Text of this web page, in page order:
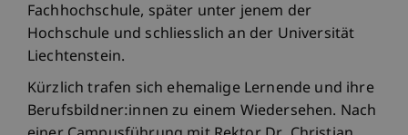
Fachhochschule, später unter jenem der
Hochschule und schliesslich an der Universität
Liechtenstein.
Kürzlich trafen sich ehemalige Lernende und ihre
Berufsbildner:innen zu einem Wiedersehen. Nach